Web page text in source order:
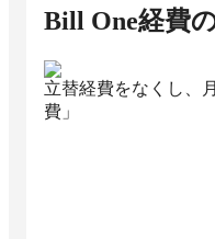
Bill One経費
立替経費をなくし、
費」